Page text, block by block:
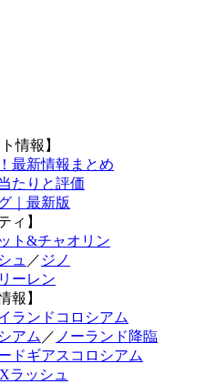
情報】
最新情報まとめ
たりと評価
｜最新版
ィ】
ト&チャオリン
ュ ／ ジノ
ーレン
報】
ランドコロシアム
アム ／ ノーランド降臨
ドギアスコロシアム
ラッシュ